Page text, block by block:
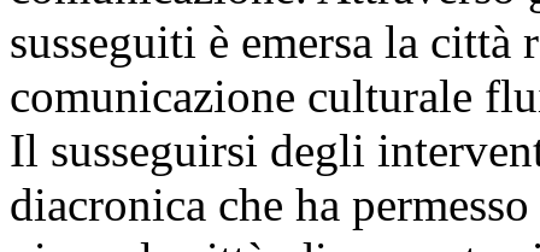
susseguiti è emersa la
comunicazione culturale
Il susseguirsi degli
diacronica che ha